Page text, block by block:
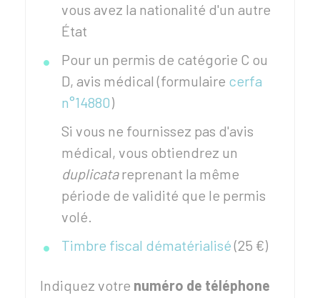
vous avez la nationalité d'un autre
État
Pour un permis de catégorie C ou
D, avis médical (formulaire cerfa
n°14880)
Si vous ne fournissez pas d'avis
médical, vous obtiendrez un
duplicatareprenant la même
période de validité que le permis
volé.
Timbre fiscal dématérialisé(25 €)
Indiquez votre numéro de téléphone